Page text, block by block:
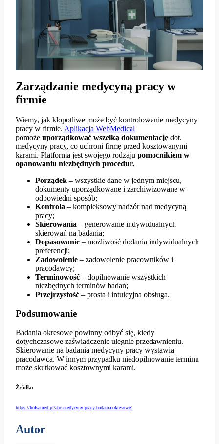
Zarządzanie medycyną pracy w
firmie
Wiemy, jak kłopotliwe może być kontrolowanie medycyny
pracy w firmie. Aplikacja WebMedical
pomoże uporządkować wszelką dokumentację dot.
medycyny pracy, co uchroni firmę przed kosztowanymi
karami. Platforma jest swojego rodzaju pomocnikiem w
opanowaniu niezbędnych procedur.
Porządek – wszystkie dane w jednym miejscu,
dokumenty uporządkowane i zarchiwizowane w
odpowiedni sposób;
Kontrola – kompleksowy nadzór nad medycyną
pracy;
Skierowania – generowanie indywidualnych
skierowań na badania;
Dopasowanie – możliwość dodania indywidualnych
preferencji;
Zadowolenie – zadowolenie pracowników i
pracodawcy;
Terminowość – dopilnowanie wszystkich
niezbędnych terminów badań;
Przejrzystość – prosta i intuicyjna obsługa.
Podsumowanie
Badania okresowe powinny odbyć się, kiedy
dotychczasowe zaświadczenie ulegnie przedawnieniu.
Skierowanie na badania medycyny pracy wystawia
pracodawca. W innym przypadku niedopilnowanie terminu
może skutkować kosztownymi karami.
Źródła:
https://holsamed.pl/abc-medycyny-pracy-badania-okresowe/
Autor